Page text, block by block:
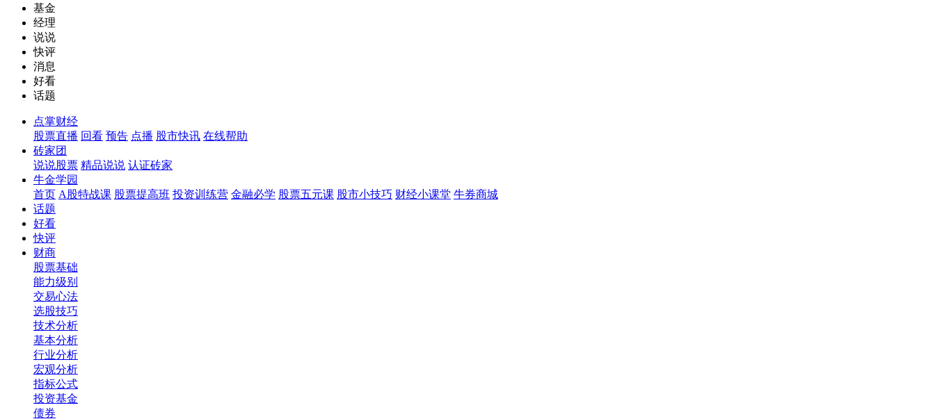
基金
经理
说说
快评
消息
好看
话题
点掌财经
股票直播 回看 预告 点播 股市快讯 在线帮助
砖家团
说说股票 精品说说 认证砖家
牛金学园
首页 A股特战课 股票提高班 投资训练营 金融必学 股票五元课 股市小技巧 财经小课堂 牛券商城
话题
好看
快评
财商
股票基础
能力级别
交易心法
选股技巧
技术分析
基本分析
行业分析
宏观分析
指标公式
投资基金
债券